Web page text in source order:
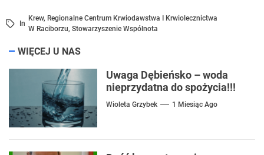
In
Krew, Regionalne Centrum Krwiodawstwa I Krwiolecznictwa
W Raciborzu, Stowarzyszenie Wspólnota
WIĘCEJ U NAS
Uwaga Dębieńsko – woda
nieprzydatna do spożycia!!!
Wioleta Grzybek 1 Miesiąc Ago